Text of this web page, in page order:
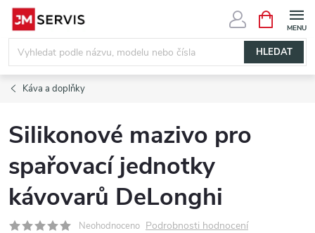
Přejít
obsah
HLEDAT
NÁKUPNÍ
KOŠÍK
Káva a doplňky
Silikonové mazivo pro
spařovací jednotky
kávovarů DeLonghi
Neohodnoceno Podrobnosti hodnocení